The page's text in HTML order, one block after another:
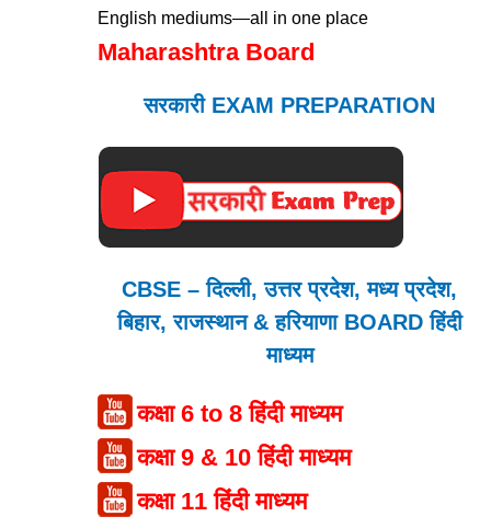
English mediums—all in one place
Maharashtra Board
सरकारी EXAM PREPARATION
CBSE – दिल्ली, उत्तर प्रदेश, मध्य प्रदेश,
बिहार, राजस्थान & हरियाणा BOARD हिंदी
माध्यम
कक्षा 6 to 8 हिंदी माध्यम
कक्षा 9 & 10 हिंदी माध्यम
कक्षा 11 हिंदी माध्यम